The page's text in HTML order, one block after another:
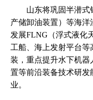
山东将巩固半潜式钻
产储卸油装置）等海
发展FLNG（浮式液化
工船、海上发射平台
装，重点提升水下机器
置等前沿装备技术研
业。